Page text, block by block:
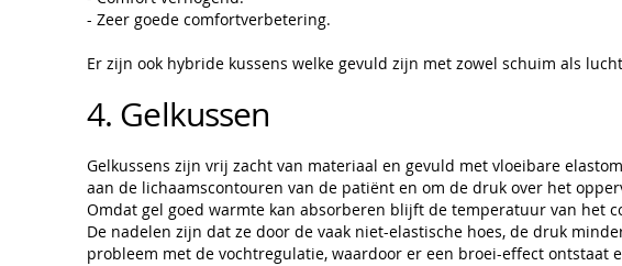
- Zeer goede comfortverbetering.
Er zijn ook hybride kussens welke gevuld zijn met zowel schuim als
4. Gelkussen
Gelkussens zijn vrij zacht van materiaal en gevuld met vloeibare
aan de lichaamscontouren van de patiënt en om de druk over het
Omdat gel goed warmte kan absorberen blijft de temperatuur van het
De nadelen zijn dat ze door de vaak niet-elastische hoes, de druk
probleem met de vochtregulatie, waardoor er een broei-effect ontstaat